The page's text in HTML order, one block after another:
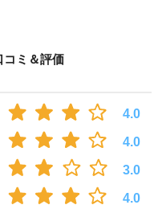
コミ＆評価
4.0
4.0
3.0
4.0